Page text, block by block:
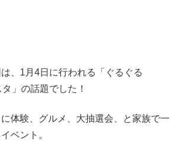
、1月4日に行われる「ぐるぐる
」の話題でした！
体験、グルメ、大抽選会、と家族で一
ベント。